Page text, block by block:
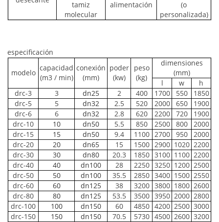
tamiz
molecular
alimentación
(o
personalizada)
especificación
modelo
capacidad
(m3 / min)
conexión
(mm)
poder
(kw)
peso
(kg)
dimensiones
(mm)
l
w
h
drc-3
3 dn25 2 400 1700 550
1850
drc-5
5 dn32 2.5 520 2000 650
1900
drc-6
6 dn32 2.8 620 2200 720
1900
drc-10
10 dn50 5.5 850 2500 800
2000
drc-15
15 dn50 9.4 1100 2700 950
2000
drc-20
20 dn65 15 1500 2900 1020 2200
drc-30
30 dn80 20.3 1850 3100 1100 2200
drc-40
40 dn100 28 2250 3250 1200 2500
drc-50
50 dn100 35.5 2850 3400 1500 2550
drc-60
60 dn125 38 3200 3800 1800 2600
drc-80
80 dn125 53.5 3500 3950 2000 2800
drc-100
100 dn150 60 4850 4200 2500 3000
drc-150
150 dn150 70.5 5730 4500 2600 3200